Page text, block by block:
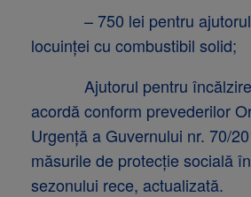
– 750 lei pentru ajutorul
locuinței cu combustibil solid;
Ajutorul pentru
acordă conform prevederilor
Urgență a Guvernului nr. 70/
măsurile de protecție socială
sezonului rece, actualizată.